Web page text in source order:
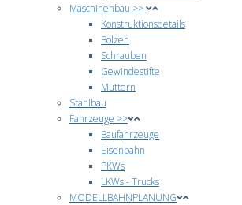
Maschinenbau >>
Konstruktionsdetails
Bolzen
Schrauben
Gewindestifte
Muttern
Stahlbau
Fahrzeuge >>
Baufahrzeuge
Eisenbahn
PKWs
LKWs - Trucks
MODELLBAHNPLANUNG